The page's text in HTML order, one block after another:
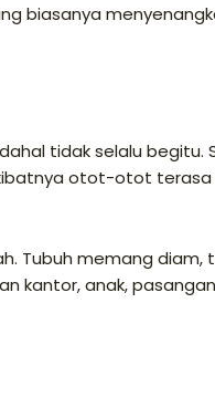
biasanya
tidak selalu begitu.
otot-otot
Tubuh memang diam,
kantor, anak,